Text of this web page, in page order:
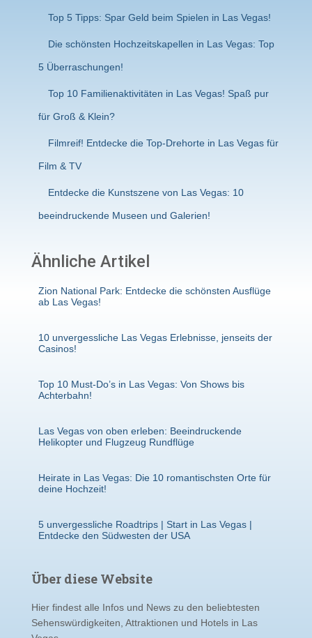
Top 5 Tipps: Spar Geld beim Spielen in Las Vegas!
Die schönsten Hochzeitskapellen in Las Vegas: Top
5 Überraschungen!
Top 10 Familienaktivitäten in Las Vegas! Spaß pur
für Groß & Klein?
Filmreif! Entdecke die Top-Drehorte in Las Vegas für
Film & TV
Entdecke die Kunstszene von Las Vegas: 10
beeindruckende Museen und Galerien!
Ähnliche Artikel
Zion National Park: Entdecke die schönsten Ausflüge
ab Las Vegas!
10 unvergessliche Las Vegas Erlebnisse, jenseits der
Casinos!
Top 10 Must-Do’s in Las Vegas: Von Shows bis
Achterbahn!
Las Vegas von oben erleben: Beeindruckende
Helikopter und Flugzeug Rundflüge
Heirate in Las Vegas: Die 10 romantischsten Orte für
deine Hochzeit!
5 unvergessliche Roadtrips | Start in Las Vegas |
Entdecke den Südwesten der USA
Über diese Website
Hier findest alle Infos und News zu den beliebtesten
Sehenswürdigkeiten, Attraktionen und Hotels in Las